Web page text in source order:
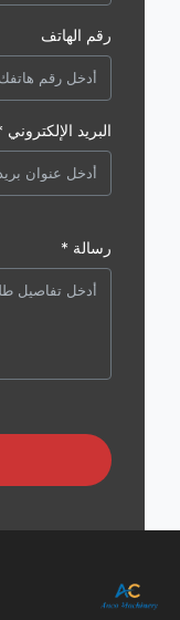
رقم الهاتف
البريد الإلكتروني *
رسالة *